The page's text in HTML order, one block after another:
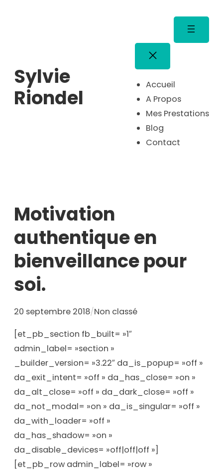
Sylvie
Riondel
Accueil
A Propos
Mes Prestations
Blog
Contact
Motivation
authentique en
bienveillance pour
soi.
20 septembre 2018/Non classé
[et_pb_section fb_built= »1″
admin_label= »section »
_builder_version= »3.22″ da_is_popup= »off »
da_exit_intent= »off » da_has_close= »on »
da_alt_close= »off » da_dark_close= »off »
da_not_modal= »on » da_is_singular= »off »
da_with_loader= »off »
da_has_shadow= »on »
da_disable_devices= »off|off|off »]
[et_pb_row admin_label= »row »